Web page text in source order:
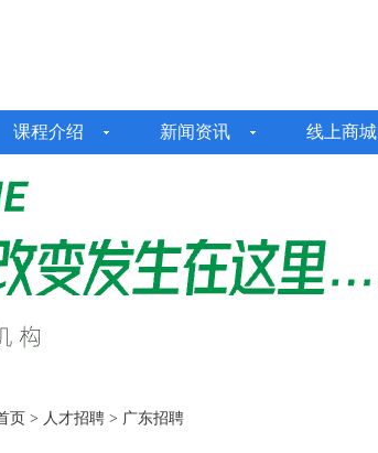
课程介绍 新闻资讯 线上商城
页 > 人才招聘 > 广东招聘